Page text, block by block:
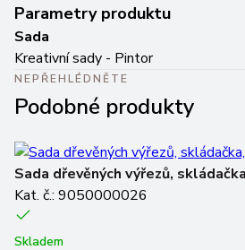
Parametry produktu
Sada
Kreativní sady - Pintor
NEPŘEHLÉDNĚTE
Podobné produkty
Sada dřevěných výřezů,
Kat. č.: 9050000026
Skladem